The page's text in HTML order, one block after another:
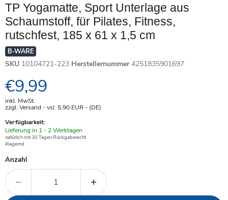
TP Yogamatte, Sport Unterlage aus
Schaumstoff, für Pilates, Fitness,
rutschfest, 185 x 61 x 1,5 cm
B-WARE
SKU 10104721-223 Herstellernummer 4251835901697
Aktueller Preis
€9,99
inkl. MwSt.
zzgl. Versand - vsl. 5,90 EUR- (DE)
Verfügbarkeit:
Verfügbar
-
Lieferung in 1 - 2 Werktagen
natürlich mit 30 Tagen Rückgaberecht
#lagernd
Anzahl